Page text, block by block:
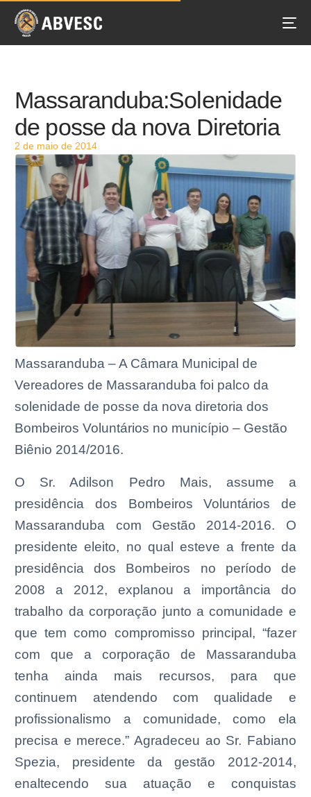
Massaranduba:Solenidade
de posse da nova Diretoria
2 de maio de 2014
Massaranduba – A Câmara Municipal de
Vereadores de Massaranduba foi palco da
solenidade de posse da nova diretoria dos
Bombeiros Voluntários no município – Gestão
Biênio 2014/2016.
O Sr. Adilson Pedro Mais, assume a
presidência dos Bombeiros Voluntários de
Massaranduba com Gestão 2014-2016. O
presidente eleito, no qual esteve a frente da
presidência dos Bombeiros no período de
2008 a 2012, explanou a importância do
trabalho da corporação junto a comunidade e
que tem como compromisso principal, “fazer
com que a corporação de Massaranduba
tenha ainda mais recursos, para que
continuem atendendo com qualidade e
profissionalismo a comunidade, como ela
precisa e merece.” Agradeceu ao Sr. Fabiano
Spezia, presidente da gestão 2012-2014,
enaltecendo sua atuação e conquistas